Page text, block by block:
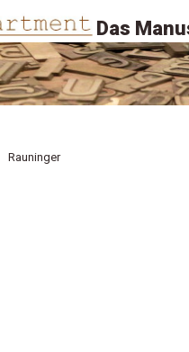
Das
Rauninger